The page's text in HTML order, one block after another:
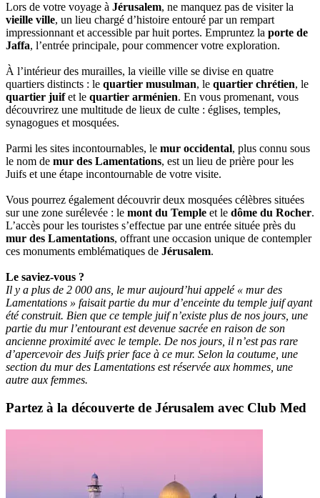
Lors de votre voyage à Jérusalem, ne manquez pas de visiter la
vieille ville, un lieu chargé d’histoire entouré par un rempart
impressionnant et accessible par huit portes. Empruntez la porte de
Jaffa, l’entrée principale, pour commencer votre exploration.
À l’intérieur des murailles, la vieille ville se divise en quatre
quartiers distincts : le quartier musulman, le quartier chrétien, le
quartier juifet le quartier arménien. En vous promenant, vous
découvrirez une multitude de lieux de culte : églises, temples,
synagogues et mosquées.
Parmi les sites incontournables, le mur occidental, plus connu sous
le nom de mur des Lamentations, est un lieu de prière pour les
Juifs et une étape incontournable de votre visite.
Vous pourrez également découvrir deux mosquées célèbres situées
sur une zone surélevée : le mont du Temple et le dôme du Rocher.
L’accès pour les touristes s’effectue par une entrée située près du
mur des Lamentations, offrant une occasion unique de contempler
ces monuments emblématiques de Jérusalem.
Le saviez-vous ?
Il y a plus de 2 000 ans, le mur aujourd’hui appelé « mur des
Lamentations » faisait partie du mur d’enceinte du temple juif ayant
été construit. Bien que ce temple juif n’existe plus de nos jours, une
partie du mur l’entourant est devenue sacrée en raison de son
ancienne proximité avec le temple. De nos jours, il n’est pas rare
d’apercevoir des Juifs prier face à ce mur. Selon la coutume, une
section du mur des Lamentations est réservée aux hommes, une
autre aux femmes.
Partez à la découverte de Jérusalem avec Club Med